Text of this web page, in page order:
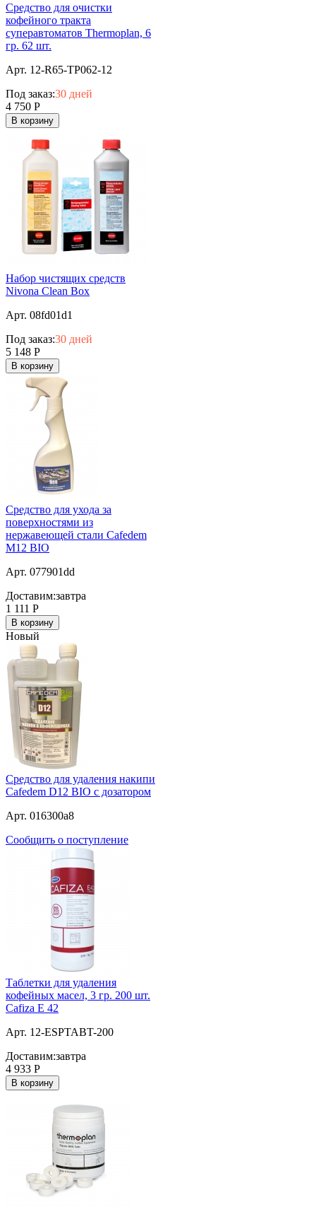
Средство для очистки
кофейного тракта
суперавтоматов Thermoplan, 6
гр. 62 шт.
Арт. 12-R65-TP062-12
Под заказ:30 дней
4 750 Р
В корзину
Набор чистящих средств
Nivona Clean Box
Арт. 08fd01d1
Под заказ:30 дней
5 148 Р
В корзину
Средство для ухода за
поверхностями из
нержавеющей стали Cafedem
M12 BIO
Арт. 077901dd
Доставим:завтра
1 111 Р
В корзину
Новый
Средство для удаления накипи
Cafedem D12 BIO с дозатором
Арт. 016300a8
Сообщить о поступление
Таблетки для удаления
кофейных масел, 3 гр. 200 шт.
Cafiza E 42
Арт. 12-ESPTABT-200
Доставим:завтра
4 933 Р
В корзину